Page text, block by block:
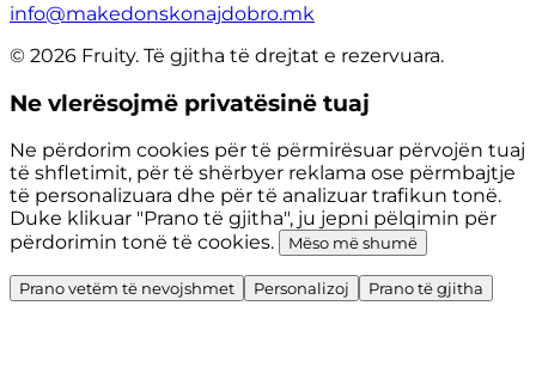
info@makedonskonajdobro.mk
© 2026 Fruity. Të gjitha të drejtat e rezervuara.
Ne vlerësojmë privatësinë tuaj
Ne përdorim cookies për të përmirësuar përvojën tuaj
të shfletimit, për të shërbyer reklama ose përmbajtje
të personalizuara dhe për të analizuar trafikun tonë.
Duke klikuar "Prano të gjitha", ju jepni pëlqimin për
përdorimin tonë të cookies.
Mëso më shumë
Prano vetëm të nevojshmet Personalizoj Prano të gjitha